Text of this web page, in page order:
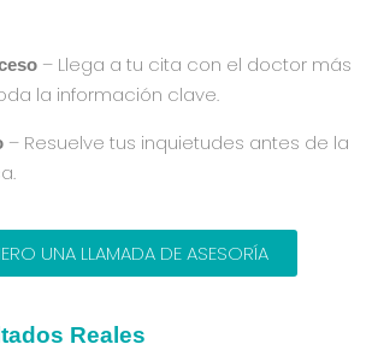
– Llega a tu cita con el doctor más
la información clave.
– Resuelve tus inquietudes antes de la
UNA LLAMADA DE ASESORÍA
Reales